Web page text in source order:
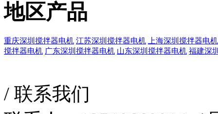
地区产品
重庆深圳搅拌器电机 江苏深圳搅拌器电机
上海深圳搅拌器电机
搅拌器电机 广东深圳搅拌器电机 山东深圳搅拌器电机 福建深
/ 联系我们